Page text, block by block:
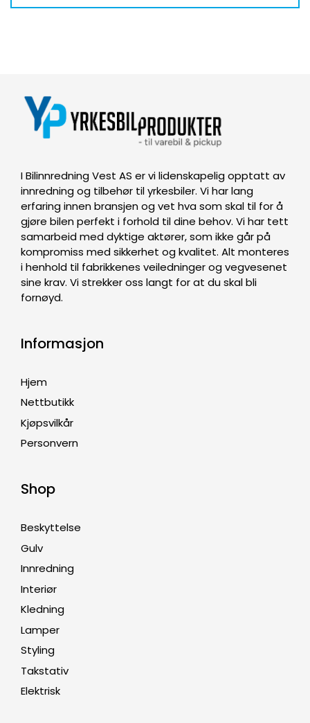
I Bilinnredning Vest AS er vi lidenskapelig opptatt av
innredning og tilbehør til yrkesbiler. Vi har lang
erfaring innen bransjen og vet hva som skal til for å
gjøre bilen perfekt i forhold til dine behov. Vi har tett
samarbeid med dyktige aktører, som ikke går på
kompromiss med sikkerhet og kvalitet. Alt monteres
i henhold til fabrikkenes veiledninger og vegvesenet
sine krav. Vi strekker oss langt for at du skal bli
fornøyd.
Informasjon
Hjem
Nettbutikk
Kjøpsvilkår
Personvern
Shop
Beskyttelse
Gulv
Innredning
Interiør
Kledning
Lamper
Styling
Takstativ
Elektrisk